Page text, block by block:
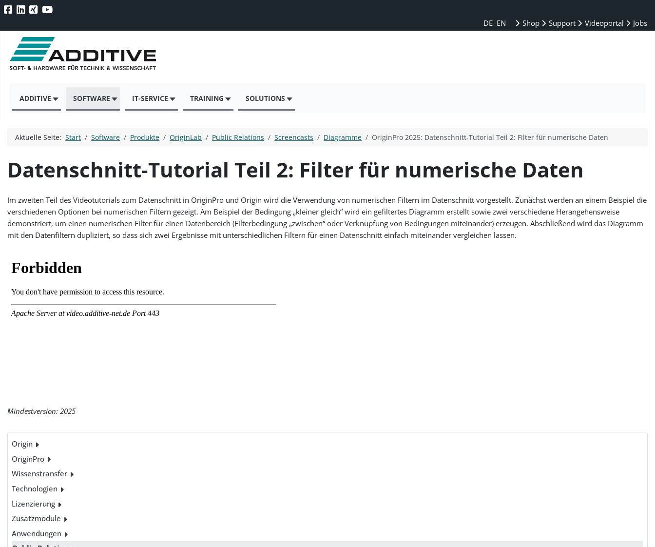
DE EN Shop Support Videoportal Jobs
ADDITIVE SOFTWARE IT-SERVICE TRAINING SOLUTIONS
Origin
OriginPro
Wissenstransfer
Technologien
Lizenzierung
Zusatzmodule
Anwendungen
Aktuelle Seite:Start Software Produkte OriginLab Public Relations Screencasts Diagramme OriginPro 2025: Datenschnitt-Tutorial Teil 2: Filter für numerische Daten
Datenschnitt-Tutorial Teil 2: Filter für numerische Daten
Im zweiten Teil des Videotutorials zum Datenschnitt in OriginPro und Origin wird die Verwendung von numerischen Filtern im Datenschnitt vorgestellt. Zunächst werden an einem Beispiel die
verschiedenen Optionen bei numerischen Filtern gezeigt. Am Beispiel der Bedingung „kleiner gleich“ wird ein gefiltertes Diagramm erstellt sowie zwei verschiedene Herangehensweise
demonstriert, um einen numerischen Filter für einen Datenbereich (Filterbedingung „zwischen“ oder Verknüpfung von Bedingungen miteinander) erzeugen. Abschließend wird das Diagramm
mit den Datenfiltern dupliziert, so dass sich zwei Ergebnisse mit unterschiedlichen Filtern für einen Datenschnitt einfach miteinander vergleichen lassen.
Mindestversion: 2025